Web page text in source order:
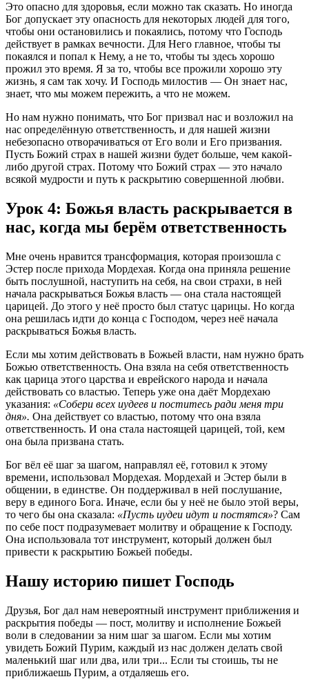
Это опасно для здоровья, если можно так сказать. Но иногда
Бог допускает эту опасность для некоторых людей для того,
чтобы они остановились и покаялись, потому что Господь
действует в рамках вечности. Для Него главное, чтобы ты
покаялся и попал к Нему, а не то, чтобы ты здесь хорошо
прожил это время. Я за то, чтобы все прожили хорошо эту
жизнь, я сам так хочу. И Господь милостив — Он знает нас,
знает, что мы можем пережить, а что не можем.
Но нам нужно понимать, что Бог призвал нас и возложил на
нас определённую ответственность, и для нашей жизни
небезопасно отворачиваться от Его воли и Его призвания.
Пусть Божий страх в нашей жизни будет больше, чем какой-
либо другой страх. Потому что Божий страх — это начало
всякой мудрости и путь к раскрытию совершенной любви.
Урок 4: Божья власть раскрывается в
нас, когда мы берём ответственность
Мне очень нравится трансформация, которая произошла с
Эстер после прихода Мордехая. Когда она приняла решение
быть послушной, наступить на себя, на свои страхи, в ней
начала раскрываться Божья власть — она стала настоящей
царицей. До этого у неё просто был статус царицы. Но когда
она решилась идти до конца с Господом, через неё начала
раскрываться Божья власть.
Если мы хотим действовать в Божьей власти, нам нужно брать
Божью ответственность. Она взяла на себя ответственность
как царица этого царства и еврейского народа и начала
действовать со властью. Теперь уже она даёт Мордехаю
указания: «Собери всех иудеев и поститесь ради меня три
дня». Она действует со властью, потому что она взяла
ответственность. И она стала настоящей царицей, той, кем
она была призвана стать.
Бог вёл её шаг за шагом, направлял её, готовил к этому
времени, использовал Мордехая. Мордехай и Эстер были в
общении, в единстве. Он поддерживал в ней послушание,
веру в единого Бога. Иначе, если бы у неё не было этой веры,
то чего бы она сказала: «Пусть иудеи идут и постятся»? Сам
по себе пост подразумевает молитву и обращение к Господу.
Она использовала тот инструмент, который должен был
привести к раскрытию Божьей победы.
Нашу историю пишет Господь
Друзья, Бог дал нам невероятный инструмент приближения и
раскрытия победы — пост, молитву и исполнение Божьей
воли в следовании за ним шаг за шагом. Если мы хотим
увидеть Божий Пурим, каждый из нас должен делать свой
маленький шаг или два, или три... Если ты стоишь, ты не
приближаешь Пурим, а отдаляешь его.